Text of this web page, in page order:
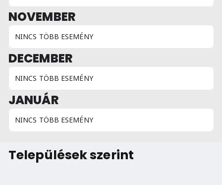
NOVEMBER
NINCS TÖBB ESEMÉNY
DECEMBER
NINCS TÖBB ESEMÉNY
JANUÁR
NINCS TÖBB ESEMÉNY
Települések szerint